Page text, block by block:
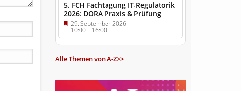
5. FCH Fachtagung IT-Regulatorik
2026: DORA Praxis & Prüfung
29. September 2026
10:00– 16:00
Alle Themen von A-Z>>